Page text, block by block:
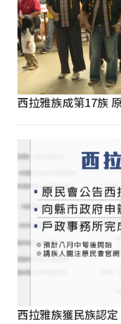
西拉雅族成第17族
西拉雅族獲民族認